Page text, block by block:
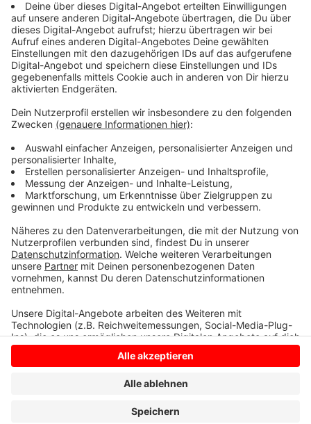
Standard programmiert. Das hat die Gemeinde Nottuln
ausbessern lassen und außerdem einen weiteren
Sirenenmast am Sportplatz in Appelhülsen installiert.
Damit sind hier alle Lücken im Sirenen-Netz
geschlossen. In der Gemeinde Ascheberg fehlte noch
eine Sirene im Gewerbegebiet West, die ist
mittlerweile da. Und in Coesfeld gehen heute gleich
vier neue Sirenen ans Netz, unter anderem eine auf
dem Dach der Ludgeri-Grundschule.
Anzeige
Anzeige